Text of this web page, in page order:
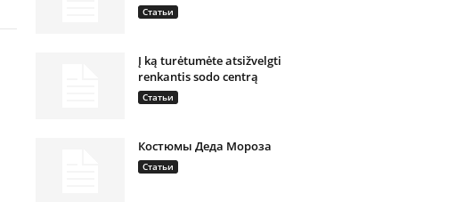
Статьи
Į ką turėtumėte atsižvelgti
renkantis sodo centrą
Статьи
Костюмы Деда Мороза
Статьи